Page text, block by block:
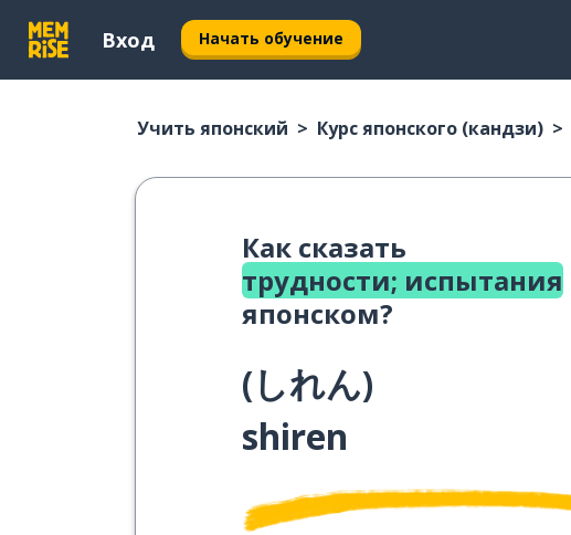
Вход Начать обучение
Учить японский Курс японского (кандзи)
Как сказать
трудности; испытания
японском?
(しれん)
shiren